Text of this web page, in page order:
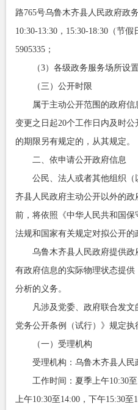
路765号乌鲁木齐县人民政府政
10:30-13:30，15:30-18:30（节
5905335；
（3）各级政务服务场所设
（三）公开时限
属于主动公开范围的政府
变更之日起20个工作日内及时
的期限另有规定的，从其规定。
二、依申请公开政府信息
公民、法人或者其他组织
齐县人民政府主动公开以外的
前，将依照《中华人民共和国保
法规和国家有关规定对拟公开的
乌鲁木齐县人民政府提供
有政府信息的实际物理状态提供
分析的义务。
凡涉及党委、政府联合发
党务公开条例（试行）》规定执
（一）受理机构
受理机构：乌鲁木齐县人民
工作时间：夏季上午10:30
上午10:30至14:00，下午15:30至